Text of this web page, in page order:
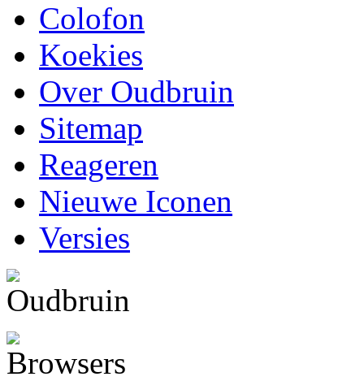
Colofon
Koekies
Over Oudbruin
Sitemap
Reageren
Nieuwe Iconen
Versies